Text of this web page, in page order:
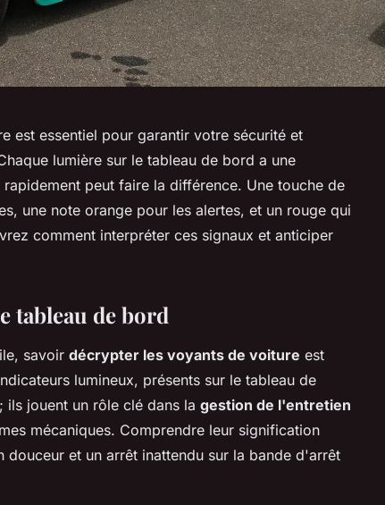
est essentiel pour garantir votre sécurité et
lumière sur le tableau de bord a une
peut faire la différence. Une touche de
une note orange pour les alertes, et un rouge qui
comment interpréter ces signaux et anticiper
tableau de bord
savoir décrypter les voyants de voiture est
lumineux, présents sur le tableau de
jouent un rôle clé dans la gestion de l'entretien
mécaniques. Comprendre leur signification
et un arrêt inattendu sur la bande d'arrêt